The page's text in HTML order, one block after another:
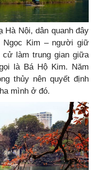
Hà Nội, dân quanh đây
Ngọc Kim – người giữ
làm trung gian giữa
là Bá Hộ Kim. Năm
thủy nên quyết định
mình ở đó.